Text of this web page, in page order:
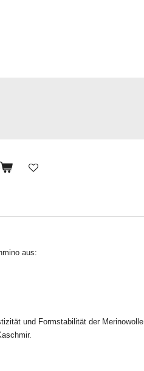
aus:
und Formstabilität der Merinowolle